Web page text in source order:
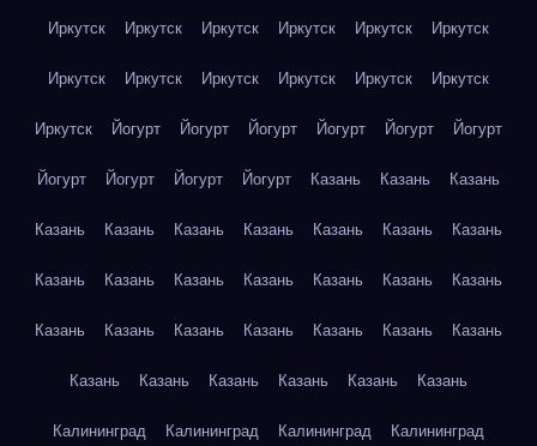
Иркутск Иркутск Иркутск Иркутск Иркутск Иркутск
Иркутск Иркутск Иркутск Иркутск Иркутск Иркутск
Иркутск Йогурт Йогурт Йогурт Йогурт Йогурт Йогурт
Йогурт Йогурт Йогурт Йогурт Казань Казань Казань
Казань Казань Казань Казань Казань Казань Казань
Казань Казань Казань Казань Казань Казань Казань
Казань Казань Казань Казань Казань Казань Казань
Казань Казань Казань Казань Казань Казань
Калининград Калининград Калининград Калининград